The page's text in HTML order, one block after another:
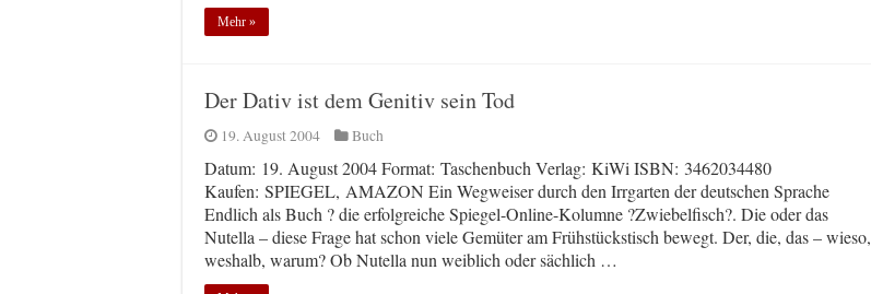
Mehr »
Der Dativ ist dem Genitiv sein Tod
19. August 2004 Buch
Datum: 19. August 2004 Format: Taschenbuch Verlag: KiWi ISBN: 3462034480
Kaufen: SPIEGEL, AMAZON Ein Wegweiser durch den Irrgarten der deutschen Sprache
Endlich als Buch ? die erfolgreiche Spiegel-Online-Kolumne ?Zwiebelfisch?. Die oder das
Nutella – diese Frage hat schon viele Gemüter am Frühstückstisch bewegt. Der, die, das – wieso,
weshalb, warum? Ob Nutella nun weiblich oder sächlich …